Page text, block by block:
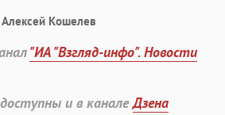
Алексей Кошелев
"ИА "Взгляд-инфо". Новости
и в каналеДзена